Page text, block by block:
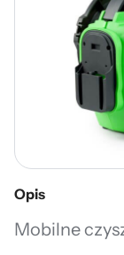
Opis
Mobilne